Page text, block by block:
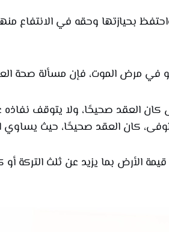
بحيازتها وحقه في الانتفاع
في مرض الموت، فإن مسألة صحة
العقد صحيحًا، ولا يتوقف نفاذه
كان العقد صحيحًا، حيث يساوي
الأرض بما يزيد عن ثلث التركة أو